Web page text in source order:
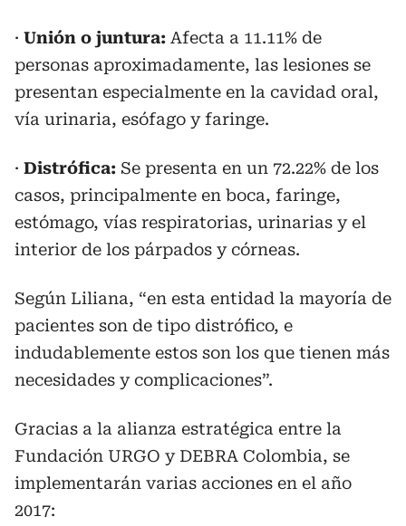
· Unión o juntura: Afecta a 11.11% de
personas aproximadamente, las lesiones se
presentan especialmente en la cavidad oral,
vía urinaria, esófago y faringe.
· Distrófica: Se presenta en un 72.22% de los
casos, principalmente en boca, faringe,
estómago, vías respiratorias, urinarias y el
interior de los párpados y córneas.
Según Liliana, “en esta entidad la mayoría de
pacientes son de tipo distrófico, e
indudablemente estos son los que tienen más
necesidades y complicaciones”.
Gracias a la alianza estratégica entre la
Fundación URGO y DEBRA Colombia, se
implementarán varias acciones en el año
2017: